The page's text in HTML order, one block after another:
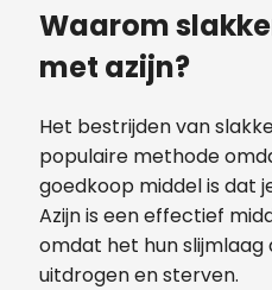
Waarom
met azijn?
Het bestrijden van
populaire methode
goedkoop middel is dat
Azijn is een effectief
omdat het hun
uitdrogen en sterven.